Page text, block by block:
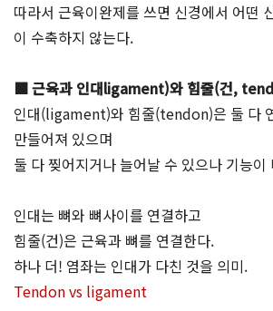
따라서 근육이완제를 쓰면 신경에서 어떤
이 수축하지 않는다.
■ 근육과 인대ligament)와 힘줄(건,
인대(ligament)와 힘줄(tendon)은 둘 다
만들어져 있으며
둘 다 찢어지거나 늘어날 수 있으나 기능이
인대는 뼈와 뼈사이를 연결하고
힘줄(건)은 근육과 뼈를 연결한다.
하나 더! 염좌는 인대가 다친 것을 의미.
Tendon vs ligament